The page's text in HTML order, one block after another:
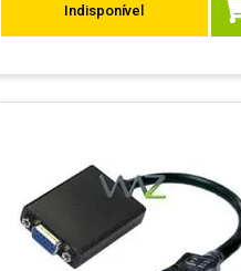
Indisponível